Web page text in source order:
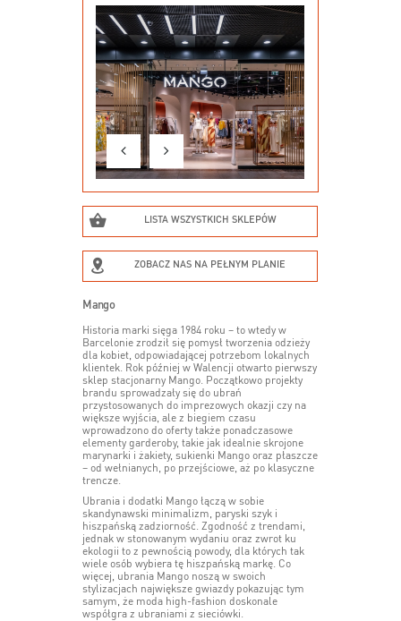
LISTA WSZYSTKICH SKLEPÓW
ZOBACZ NAS NA PEŁNYM PLANIE
Mango
Historia marki sięga 1984 roku – to wtedy w
Barcelonie zrodził się pomysł tworzenia odzieży
dla kobiet, odpowiadającej potrzebom lokalnych
klientek. Rok później w Walencji otwarto pierwszy
sklep stacjonarny Mango. Początkowo projekty
brandu sprowadzały się do ubrań
przystosowanych do imprezowych okazji czy na
większe wyjścia, ale z biegiem czasu
wprowadzono do oferty także ponadczasowe
elementy garderoby, takie jak idealnie skrojone
marynarki i żakiety, sukienki Mango oraz płaszcze
– od wełnianych, po przejściowe, aż po klasyczne
trencze.
Ubrania i dodatki Mango łączą w sobie
skandynawski minimalizm, paryski szyk i
hiszpańską zadziorność. Zgodność z trendami,
jednak w stonowanym wydaniu oraz zwrot ku
ekologii to z pewnością powody, dla których tak
wiele osób wybiera tę hiszpańską markę. Co
więcej, ubrania Mango noszą w swoich
stylizacjach największe gwiazdy pokazując tym
samym, że moda high-fashion doskonale
współgra z ubraniami z sieciówki.